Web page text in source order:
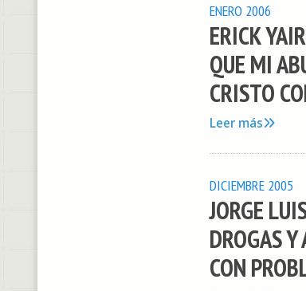
ENERO 2006
ERICK
QUE MI
CRISTO
Leer más
DICIEMBRE 2005
JORGE
DROGAS
CON